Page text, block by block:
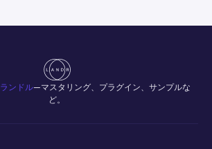
ランドル—マスタリング、プラグイン、サンプルな
ど。